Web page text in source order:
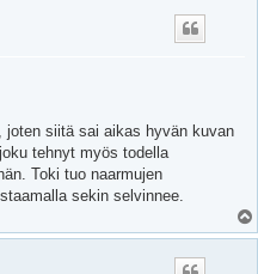
joten siitä sai aikas hyvän kuvan
tehnyt myös todella
Toki tuo naarmujen
sekin selvinnee.
l